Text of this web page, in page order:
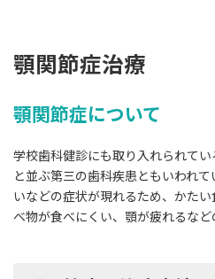
顎関節症治療
顎関節症について
学校歯科健診にも取り入れられて
と並ぶ第三の歯科疾患ともいわれ
いなどの症状が現れるため、かた
べ物が食べにくい、顎が疲れるなど